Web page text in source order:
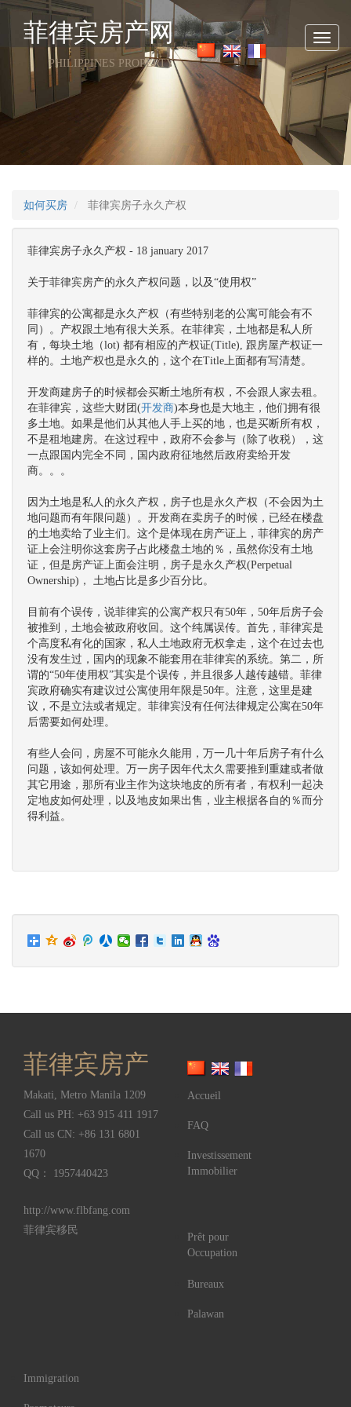
菲律宾房产网
PHILIPPINES PROPERTY
如何买房 菲律宾房子永久产权
菲律宾房子永久产权 - 18 january 2017
关于菲律宾房产的永久产权问题，以及“使用权”
菲律宾的公寓都是永久产权（有些特别老的公寓可能会有不
同）。产权跟土地有很大关系。在菲律宾，土地都是私人所
有，每块土地（lot) 都有相应的产权证(Title), 跟房屋产权证一
样的。土地产权也是永久的，这个在Title上面都有写清楚。
开发商建房子的时候都会买断土地所有权，不会跟人家去租。
在菲律宾，这些大财团(开发商)本身也是大地主，他们拥有很
多土地。如果是他们从其他人手上买的地，也是买断所有权，
不是租地建房。在这过程中，政府不会参与（除了收税），这
一点跟国内完全不同，国内政府征地然后政府卖给开发
商。。。
因为土地是私人的永久产权，房子也是永久产权（不会因为土
地问题而有年限问题）。开发商在卖房子的时候，已经在楼盘
的土地卖给了业主们。这个是体现在房产证上，菲律宾的房产
证上会注明你这套房子占此楼盘土地的％，虽然你没有土地
证，但是房产证上面会注明，房子是永久产权(Perpetual
Ownership)， 土地占比是多少百分比。
目前有个误传，说菲律宾的公寓产权只有50年，50年后房子会
被推到，土地会被政府收回。这个纯属误传。首先，菲律宾是
个高度私有化的国家，私人土地政府无权拿走，这个在过去也
没有发生过，国内的现象不能套用在菲律宾的系统。第二，所
谓的“50年使用权”其实是个误传，并且很多人越传越错。菲律
宾政府确实有建议过公寓使用年限是50年。注意，这里是建
议，不是立法或者规定。菲律宾没有任何法律规定公寓在50年
后需要如何处理。
有些人会问，房屋不可能永久能用，万一几十年后房子有什么
问题，该如何处理。万一房子因年代太久需要推到重建或者做
其它用途，那所有业主作为这块地皮的所有者，有权利一起决
定地皮如何处理，以及地皮如果出售，业主根据各自的％而分
得利益。
菲律宾房产
Makati, Metro Manila 1209
Call us PH: +63 915 411 1917
Call us CN: +86 131 6801
1670
QQ： 1957440423
http://www.flbfang.com
菲律宾移民
Accueil
FAQ
Investissement
Immobilier
Prêt pour
Occupation
Bureaux
Palawan
Immigration